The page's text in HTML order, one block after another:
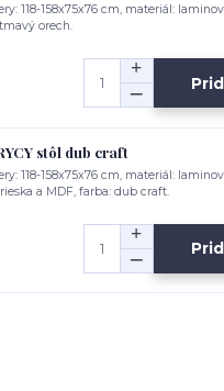
118-158x75x76 cm, materiál:
orech.
stôl dub craft
118-158x75x76 cm, materiál:
a MDF, farba: dub craft.